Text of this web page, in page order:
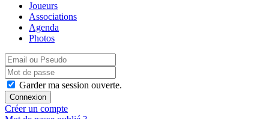
Joueurs
Associations
Agenda
Photos
Garder ma session ouverte.
Créer un compte